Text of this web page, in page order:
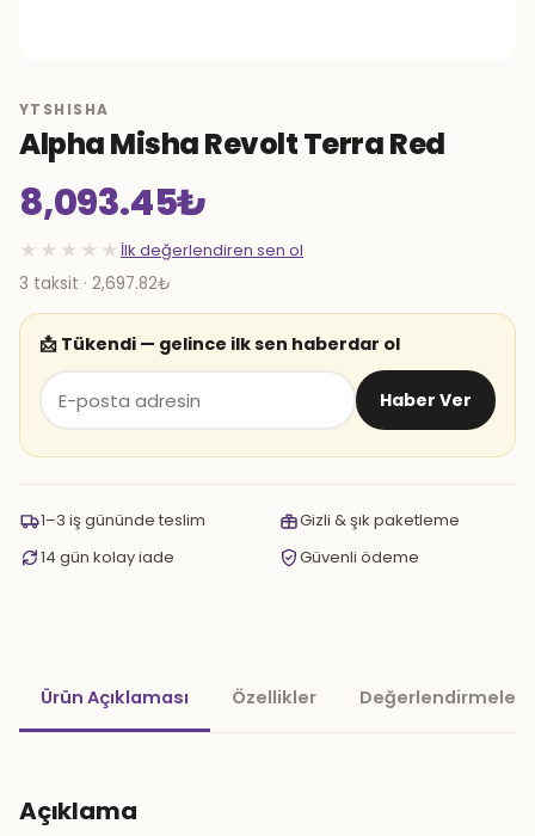
YTSHISHA
Alpha Misha Revolt Terra Red
8,093.45₺
★★★★★ İlk değerlendiren sen ol
3 taksit · 2,697.82₺
📩 Tükendi — gelince ilk sen haberdar ol
Haber Ver
1–3 iş gününde teslim
Gizli & şık paketleme
14 gün kolay iade
Güvenli ödeme
Ürün Açıklaması Özellikler Değerlendirmeler
Açıklama